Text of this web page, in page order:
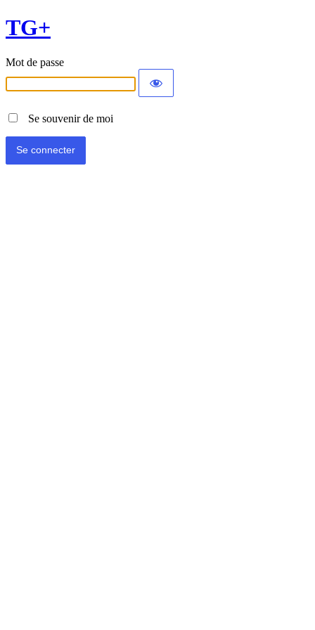
TG+
Mot de passe
Se souvenir de moi